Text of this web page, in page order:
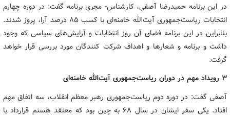
در این برنامه حمیدرضا آصفی، کارشناس- مجری برنامه گفت: در دوره چهارم
انتخابات ریاست‌جمهوری آیت‌الله خامنه‌ای با کسب ۸۵ درصد آرا، پروز شدند.
بنابراین در این برنامه فضای آن روز انتخابات و آرایش‌های سیاسی که وجود
داشت و برنامه و شعارها و اهداف شرکت کنندگان مورد بررسی قرار خواهد
گرفت.
۳ رویداد مهم در دوران ریاست‌جمهوری آیت‌الله خامنه‌ای
آصفی گفت: در دوره دوم ریاست‌جمهوری رهبر معظم انقلاب، سه اتفاق مهم
افتاد. یکی سفر ایشان در سال ۶۸ به چین بود که معتقد هستم قرارداد با